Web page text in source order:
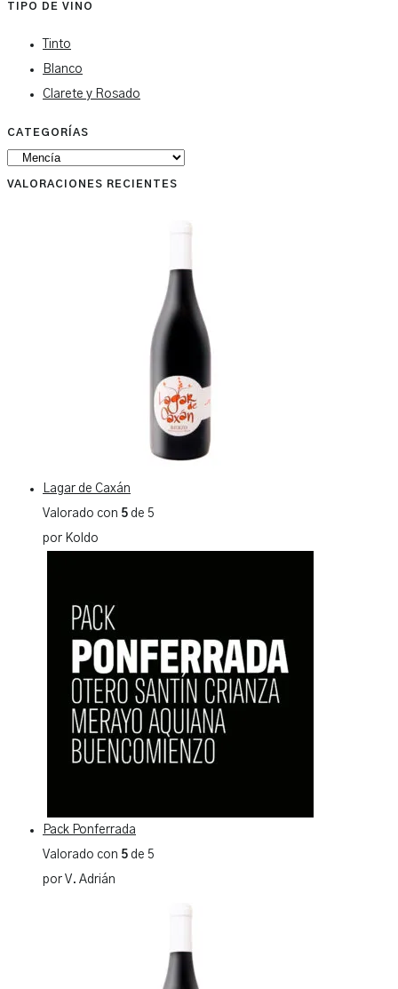
TIPO DE VINO
Tinto
Blanco
Clarete y Rosado
CATEGORÍAS
VALORACIONES RECIENTES
Lagar de Caxán
Valorado con 5 de 5
por Koldo
Pack Ponferrada
Valorado con 5 de 5
por V. Adrián